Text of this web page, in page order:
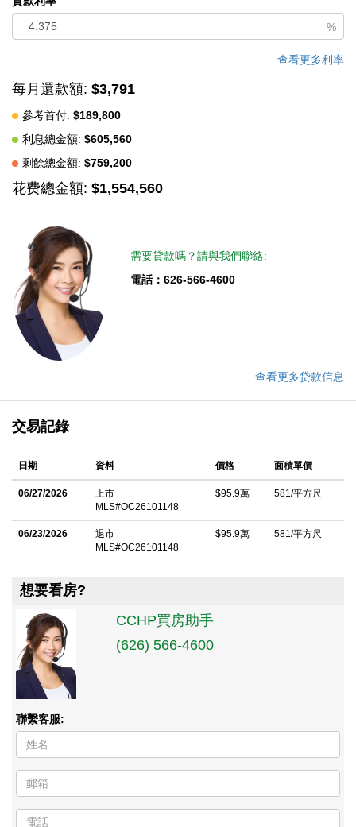
%
查看更多利率
每月還款額: $3,791
參考首付: $189,800
利息總金額: $605,560
剩餘總金額: $759,200
花费總金額: $1,554,560
需要貸款嗎？請與我們聯絡:
電話：626-566-4600
查看更多贷款信息
交易記錄
日期 資料 價格 面積單價
06/27/2026
上市
MLS#OC26101148
$95.9萬 581/平方尺
06/23/2026
退市
MLS#OC26101148
$95.9萬 581/平方尺
想要看房?
CCHP買房助手
(626) 566-4600
聯繫客服: